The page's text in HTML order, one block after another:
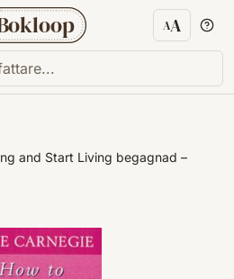
AA
and Start Living begagnad –